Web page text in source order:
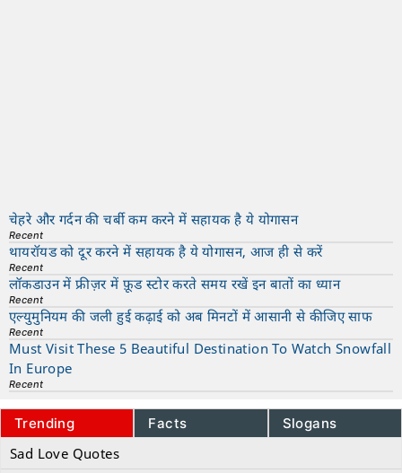
चेहरे और गर्दन की चर्बी कम करने में सहायक है ये योगासन
Recent
थायरॉयड को दूर करने में सहायक है ये योगासन, आज ही से करें
Recent
लॉकडाउन में फ्रीज़र में फ़ूड स्टोर करते समय रखें इन बातों का ध्यान
Recent
एल्युमुनियम की जली हुई कढ़ाई को अब मिनटों में आसानी से कीजिए साफ
Recent
Must Visit These 5 Beautiful Destination To Watch Snowfall
In Europe
Recent
Trending Facts Slogans
Sad Love Quotes